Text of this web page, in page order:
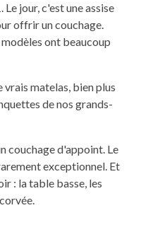
jour, c'est une assise
offrir un couchage.
ont beaucoup
matelas, bien plus
de nos grands-
couchage d'appoint. Le
exceptionnel. Et
: la table basse, les